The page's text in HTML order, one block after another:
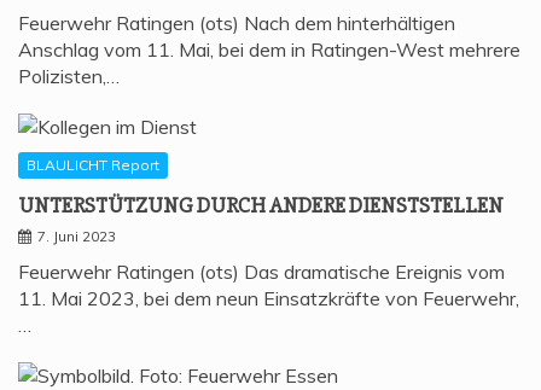
Feuerwehr Ratingen (ots) Nach dem hinterhältigen
Anschlag vom 11. Mai, bei dem in Ratingen-West mehrere
Polizisten,…
BLAULICHT Report
UNTER­STÜT­ZUNG DURCH ANDE­RE DIENSTSTELLEN
7. Juni 2023
Feuerwehr Ratingen (ots) Das dramatische Ereignis vom
11. Mai 2023, bei dem neun Einsatzkräfte von Feuerwehr,
…